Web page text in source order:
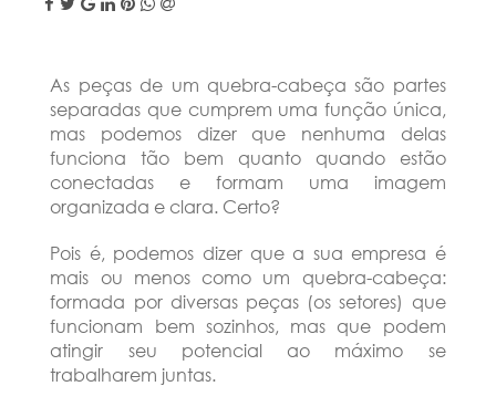
As peças de um quebra-cabeça são partes
separadas que cumprem uma função única,
mas podemos dizer que nenhuma delas
funciona tão bem quanto quando estão
conectadas e formam uma imagem
organizada e clara. Certo?
Pois é, podemos dizer que a sua empresa é
mais ou menos como um quebra-cabeça:
formada por diversas peças (os setores) que
funcionam bem sozinhos, mas que podem
atingir seu potencial ao máximo se
trabalharem juntas.